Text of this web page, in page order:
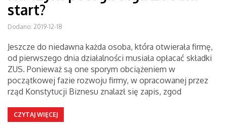
start?
Dodano: 2019-12-18
Jeszcze do niedawna każda osoba, która otwierała firmę,
od pierwszego dnia działalności musiała opłacać składki
ZUS. Ponieważ są one sporym obciążeniem w
początkowej fazie rozwoju firmy, w opracowanej przez
rząd Konstytucji Biznesu znalazł się zapis, zgod
CZYTAJ WIĘCEJ